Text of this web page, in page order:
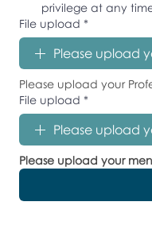
privilege at any
File upload *
Please upload
Please upload your
File upload *
Please upload
Please upload your